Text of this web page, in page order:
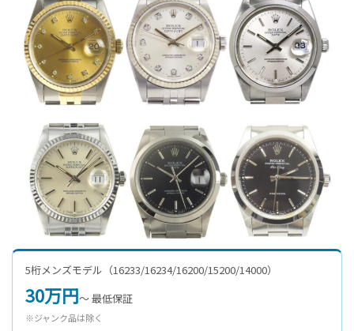
5桁メンズモデル（16233/16234/16200/15200/14000）
30万円〜 最低保証
※ジャンク品は除く